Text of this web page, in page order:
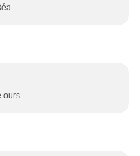
ours